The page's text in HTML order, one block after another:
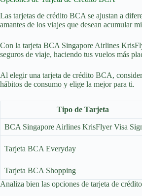
Las tarjetas de crédito BCA se ajustan a
amantes de los viajes que desean acumular
Con la tarjeta BCA Singapore Airlines
seguros de viaje, haciendo tus vuelos más
Al elegir una tarjeta de crédito BCA,
hábitos de consumo y elige la mejor para ti.
Tipo de Tarjeta
BCA Singapore Airlines KrisFlyer Visa
Tarjeta BCA Everyday
Tarjeta BCA Shopping
Analiza bien las opciones de tarjeta de